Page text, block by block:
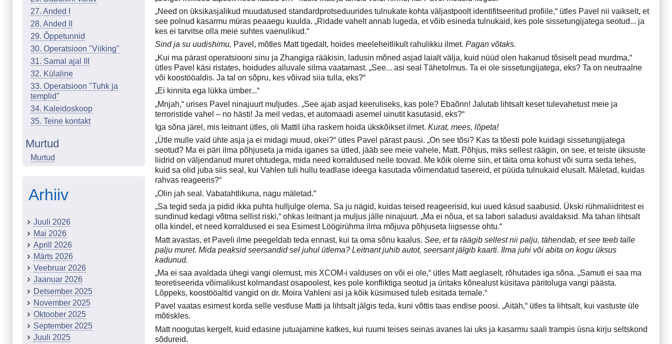
27. Anded I
28. Anded II
29. Õppetunnid
30. Operatsioon "Viiking"
31. Samal ajal III
32. Külaline
33. Operatsioon "Tuhk ja
templid"
34. Kaleidoskoop
35. Teine kontakt
Murtud
Murtud
Arhiiv
Juuli 2026
Mai 2026
Aprill 2026
Märts 2026
Veebruar 2026
Jaanuar 2026
Detsember 2025
November 2025
Oktoober 2025
September 2025
Juuli 2025
„Need on üksikasjalikud muudatused standardprotseduurides tulnukate kohta väljastpoolt identifitseeritud profiile,“ ütles Pavel nii vaikselt, et
see polnud kasarmu müras peaaegu kuulda. „Ridade vahelt annab lugeda, et võib esineda tulnukaid, kes pole sissetungijatega seotud... ja
kes ei tarvitse olla meie suhtes vaenulikud.“
Sind ja su uudishimu, Pavel, mõtles Matt tigedalt, hoides meeleheitlikult rahulikku ilmet.Pagan võtaks.
„Kui ma pärast operatsiooni sinu ja Zhangiga rääkisin, ladusin mõned asjad laialt välja, kuid nüüd olen hakanud tõsiselt pead murdma,“
ütles Pavel käsi ristates, hoidudes alluvale silma vaatamast. „See... asi seal Tähetolmus. Ta ei ole sissetungijatega, eks? Ta on neutraalne
või koostööaldis. Ja tal on sõpru, kes võivad siia tulla, eks?“
„Ei kinnita ega lükka ümber...“
„Mnjah,“ urises Pavel ninajuurt muljudes. „See ajab asjad keeruliseks, kas pole? Ebaõnn! Jalutab lihtsalt keset tulevahetust meie ja
terroristide vahel – no hästi! Ja meil vedas, et automaadi asemel uinutit kasutasid, eks?“
Iga sõna järel, mis leitnant ütles, oli Mattil üha raskem hoida ükskõikset ilmet.Kurat, mees, lõpeta!
„Ütle mulle vaid ühte asja ja ei midagi muud, okei?“ ütles Pavel pärast pausi. „On see tõsi? Kas ta tõesti pole kuidagi sissetungijatega
seotud? Ma ei päri ilma põhjuseta ja mida iganes sa ütled, jääb see meie vahele, Matt. Põhjus, miks sellest räägin, on see, et teiste üksuste
liidrid on väljendanud muret ohtudega, mida need korraldused neile toovad. Me kõik oleme siin, et täita oma kohust või surra seda tehes,
kuid sa olid juba siis seal, kui Vahlen tuli hullu teadlase ideega kasutada võimendatud tasereid, et püüda tulnukaid elusalt. Mäletad, kuidas
rahvas reageeris?“
„Olin jah seal. Vabatahtlikuna, nagu mäletad.“
„Sa tegid seda ja pidid ikka puhta hulljulge olema. Sa ju nägid, kuidas teised reageerisid, kui uued käsud saabusid. Ükski rühmaliidritest ei
sundinud kedagi võtma sellist riski,“ ohkas leitnant ja muljus jälle ninajuurt. „Ma ei nõua, et sa labori saladusi avaldaksid. Ma tahan lihtsalt
olla kindel, et need korraldused ei sea Esimest Löögirühma ilma mõjuva põhjuseta liigsesse ohtu.“
Matt avastas, et Paveli ilme peegeldab teda ennast, kui ta oma sõnu kaalus.See, et ta räägib sellest nii palju, tähendab, et see teeb talle
palju muret. Mida peaksid seersandid sel juhul ütlema? Leitnant juhib autot, seersant jälgib kaarti. Ilma juhi või abita on kogu üksus
kadunud.
„Ma ei saa avaldada ühegi vangi olemust, mis XCOM-i valduses on või ei ole,“ ütles Matt aeglaselt, rõhutades iga sõna. „Samuti ei saa ma
teoretiseerida võimalikust kolmandast osapoolest, kes pole konfliktiga seotud ja üritaks kõnealust küsitava päritoluga vangi päästa.
Lõppeks, koostööaltid vangid on dr. Moira Vahleni asi ja kõik küsimused tuleb esitada temale.“
Pavel vaatas esimest korda selle vestluse Matti ja lihtsalt jälgis teda, kuni võttis taas endise poosi. „Aitäh,“ ütles ta lihtsalt, kui vastuste üle
mõtiskles.
Matt noogutas kergelt, kuid edasine jutuajamine katkes, kui ruumi teises seinas avanes lai uks ja kasarmu saali trampis üsna kirju seltskond
sõdureid.